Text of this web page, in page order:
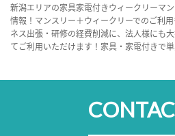
新潟エリアの家具家電付きウィークリーマ
情報！マンスリー＋ウィークリーでのご利
ネス出張・研修の経費削減に、法人様にも
てご利用いただけます！家具・家電付きで単